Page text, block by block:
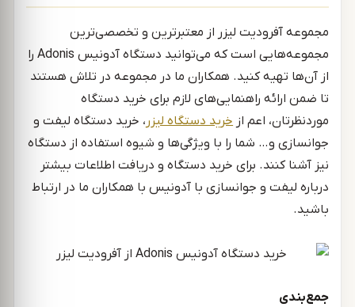
مجموعه آفرودیت لیزر از معتبرترین و تخصصی‌ترین
مجموعه‌هایی است که می‌توانید دستگاه آدونیس Adonis را
از آن‌ها تهیه کنید. همکاران ما در مجموعه در تلاش هستند
تا ضمن ارائه راهنمایی‌های لازم برای خرید دستگاه
موردنظرتان، اعم ازخرید دستگاه لیزر ، خرید دستگاه لیفت و
جوانسازی و… شما را با ویژگی‌ها و شیوه استفاده از دستگاه
نیز آشنا کنند. برای خرید دستگاه و دریافت اطلاعات بیشتر
درباره لیفت و جوانسازی با آدونیس با همکاران ما در ارتباط
باشید.
جمع‌بندی